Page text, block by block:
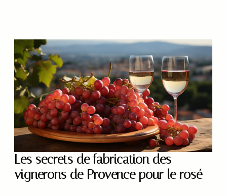
Les secrets de fabrication des
vignerons de Provence pour le rosé